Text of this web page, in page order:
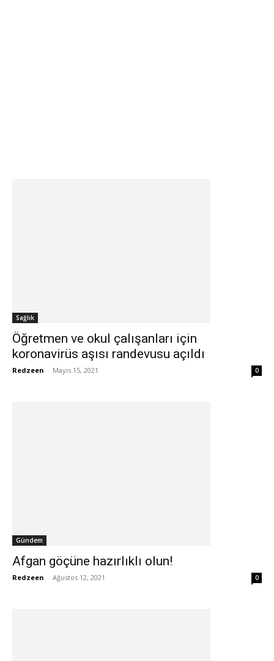
Sağlık
Öğretmen ve okul çalışanları için
koronavirüs aşısı randevusu açıldı
Redzeen - Mayıs 15, 2021 0
Gündem
Afgan göçüne hazırlıklı olun!
Redzeen - Ağustos 12, 2021 0